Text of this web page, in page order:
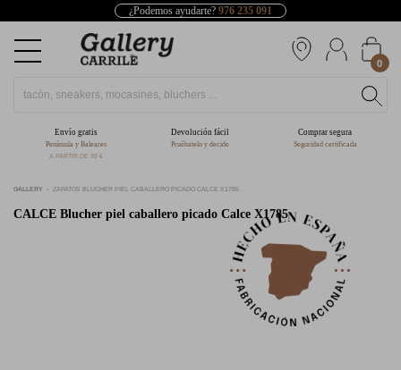
¿Podemos ayudarte? 976 235 091
0
Envío gratis
Península y Baleares
A PARTIR DE 39 €
Devolución fácil
Pruébatelo y decide
Comprar segura
Seguridad certificada
GALLERY ZAPATOS BLUCHER PIEL CABALLERO PICADO CALCE X1785
CALCE Blucher piel caballero picado Calce X1785